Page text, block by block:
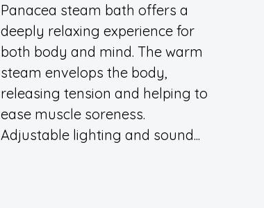
Panacea steam bath offers a
deeply relaxing experience for
both body and mind. The warm
steam envelops the body,
releasing tension and helping to
ease muscle soreness.
Adjustable lighting and sound...